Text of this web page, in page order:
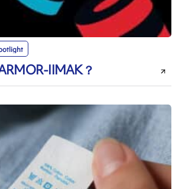
IIMAK？